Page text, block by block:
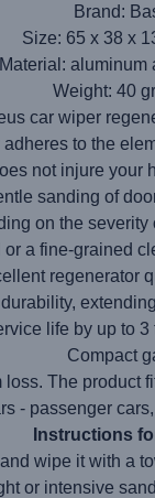
car wiper
to the
not injure your
sanding of
on the severity
a fine-grained
regenerator
life by up to 3
Compact
The product
- passenger cars,
Instructions